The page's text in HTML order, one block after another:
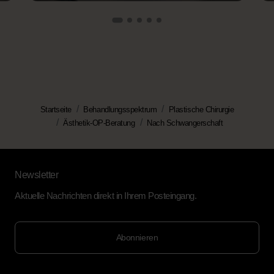
Startseite Behandlungsspektrum
Plastische Chirurgie
Ästhetik-OP-Beratung
Nach Schwangerschaft
Newsletter
Aktuelle Nachrichten direkt in Ihrem Posteingang.
Abonnieren